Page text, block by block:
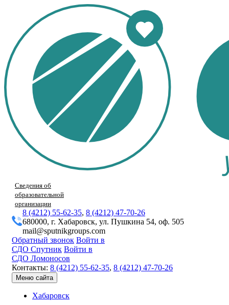
Сведения об
образовательной
организации
8 (4212) 55-62-35, 8 (4212) 47-70-26
680000, г. Хабаровск, ул. Пушкина 54, оф. 505
mail@sputnikgroups.com
Обратный звонок Войти в
СДО Спутник Войти в
СДО Ломоносов
Контакты: 8 (4212) 55-62-35, 8 (4212) 47-70-26
Меню сайта
Хабаровск